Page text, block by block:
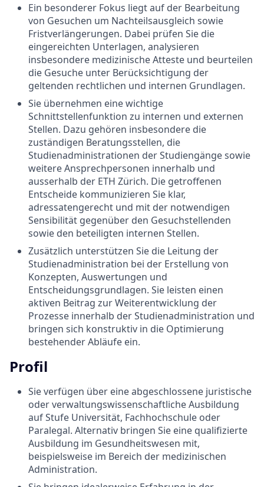
Ein besonderer Fokus liegt auf der Bearbeitung
von Gesuchen um Nachteilsausgleich sowie
Fristverlängerungen. Dabei prüfen Sie die
eingereichten Unterlagen, analysieren
insbesondere medizinische Atteste und beurteilen
die Gesuche unter Berücksichtigung der
geltenden rechtlichen und internen Grundlagen.
Sie übernehmen eine wichtige
Schnittstellenfunktion zu internen und externen
Stellen. Dazu gehören insbesondere die
zuständigen Beratungsstellen, die
Studienadministrationen der Studiengänge sowie
weitere Ansprechpersonen innerhalb und
ausserhalb der ETH Zürich. Die getroffenen
Entscheide kommunizieren Sie klar,
adressatengerecht und mit der notwendigen
Sensibilität gegenüber den Gesuchstellenden
sowie den beteiligten internen Stellen.
Zusätzlich unterstützen Sie die Leitung der
Studienadministration bei der Erstellung von
Konzepten, Auswertungen und
Entscheidungsgrundlagen. Sie leisten einen
aktiven Beitrag zur Weiterentwicklung der
Prozesse innerhalb der Studienadministration und
bringen sich konstruktiv in die Optimierung
bestehender Abläufe ein.
Profil
Sie verfügen über eine abgeschlossene juristische
oder verwaltungswissenschaftliche Ausbildung
auf Stufe Universität, Fachhochschule oder
Paralegal. Alternativ bringen Sie eine qualifizierte
Ausbildung im Gesundheitswesen mit,
beispielsweise im Bereich der medizinischen
Administration.